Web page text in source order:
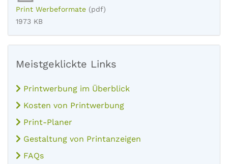
Print Werbeformate (pdf)
1973 KB
Meistgeklickte Links
Printwerbung im Überblick
Kosten von Printwerbung
Print-Planer
Gestaltung von Printanzeigen
FAQs